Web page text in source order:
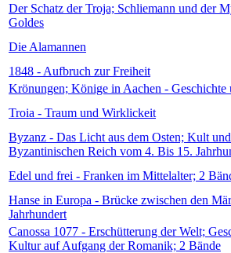
Der Schatz der Troja; Schliemann und der
Goldes
Die Alamannen
1848 - Aufbruch zur Freiheit
Krönungen; Könige in Aachen - Geschichte
Troia - Traum und Wirklickeit
Byzanz - Das Licht aus dem Osten; Kult
Byzantinischen Reich vom 4. Bis 15.
Edel und frei - Franken im Mittelalter; 2
Hanse in Europa - Brücke zwischen den
Jahrhundert
Canossa 1077 - Erschütterung der Welt;
Kultur auf Aufgang der Romanik; 2 Bände